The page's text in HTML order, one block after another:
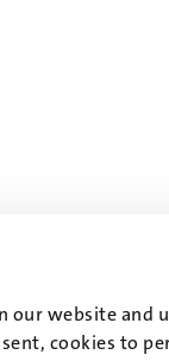
our website and
cookies to